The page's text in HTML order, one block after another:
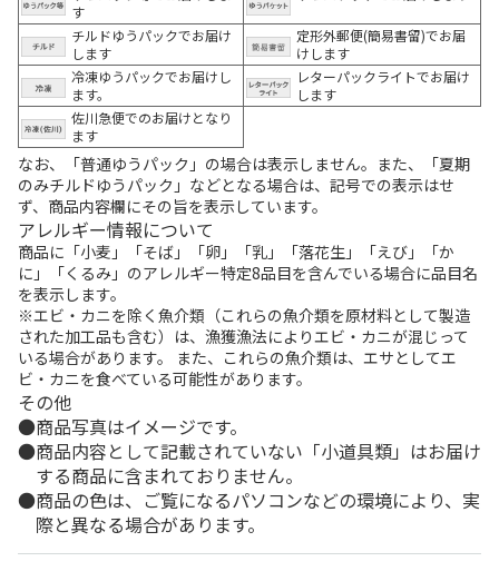
す
チルドゆうパックでお届け
します
定形外郵便(簡易書留)でお届
けします
冷凍ゆうパックでお届けし
ます。
レターパックライトでお届け
します
佐川急便でのお届けとなり
ます
なお、「普通ゆうパック」の場合は表示しません。また、「夏期
のみチルドゆうパック」などとなる場合は、記号での表示はせ
ず、商品内容欄にその旨を表示しています。
アレルギー情報について
商品に「小麦」「そば」「卵」「乳」「落花生」「えび」「か
に」「くるみ」のアレルギー特定8品目を含んでいる場合に品目名
を表示します。
※エビ・カニを除く魚介類（これらの魚介類を原材料として製造
された加工品も含む）は、漁獲漁法によりエビ・カニが混じって
いる場合があります。 また、これらの魚介類は、エサとしてエ
ビ・カニを食べている可能性があります。
その他
商品写真はイメージです。
商品内容として記載されていない「小道具類」はお届け
する商品に含まれておりません。
商品の色は、ご覧になるパソコンなどの環境により、実
際と異なる場合があります。